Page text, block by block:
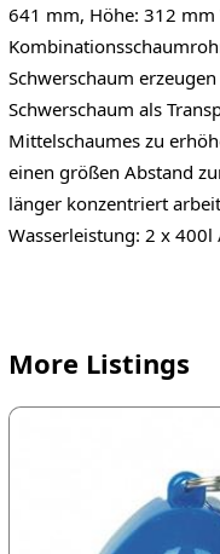
641 mm, Höhe: 312
Schwerschaum
Schwerschaum als
Mittelschaumes zu
einen größen Abstand
länger konzentriert
Wasserleistung: 2 x 400l
More Listings